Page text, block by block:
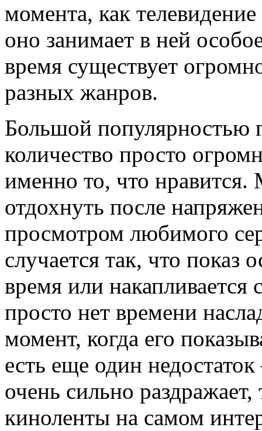
момента, как
оно занимает в ней
время существует
разных жанров.
Большой популярностью
количество просто
именно то, что нравится.
отдохнуть после
просмотром любимого
случается так, что показ
время или
просто нет времени
момент, когда его
есть еще один
очень сильно
киноленты на самом